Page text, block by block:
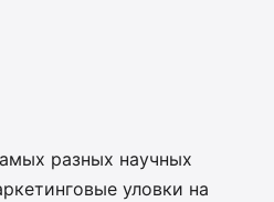
разных научных
уловки на